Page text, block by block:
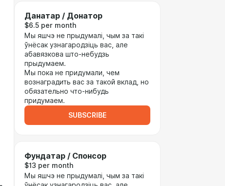
Данатар / Донатор
$6.5 per month
Мы яшчэ не прыдумалі, чым за такі
ўнёсак узнагародзіць вас, але
абавязкова што-небудзь
прыдумаем.
Мы пока не придумали, чем
вознаградить вас за такой вклад, но
обязательно что-нибудь
придумаем.
SUBSCRIBE
Фундатар / Спонсор
$13 per month
Мы яшчэ не прыдумалі, чым за такі